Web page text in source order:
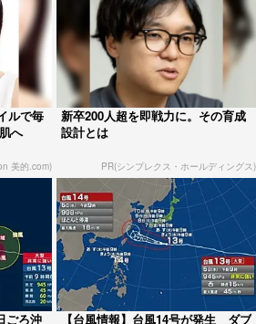
ルで毎
へ
美的.com)
新卒200人超を即戦力に。その育成
設計とは
PR(シンプレクス・ホールディングス)
ごろ沖
【台風情報】台風14号が発生 ダブ